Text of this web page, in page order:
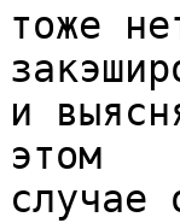
тоже
и
этом
случае